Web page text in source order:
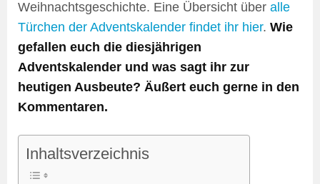
Weihnachtsgeschichte. Eine Übersicht über alle
Türchen der Adventskalender findet ihr hier. Wie
gefallen euch die diesjährigen
Adventskalender und was sagt ihr zur
heutigen Ausbeute? Äußert euch gerne in den
Kommentaren.
Inhaltsverzeichnis